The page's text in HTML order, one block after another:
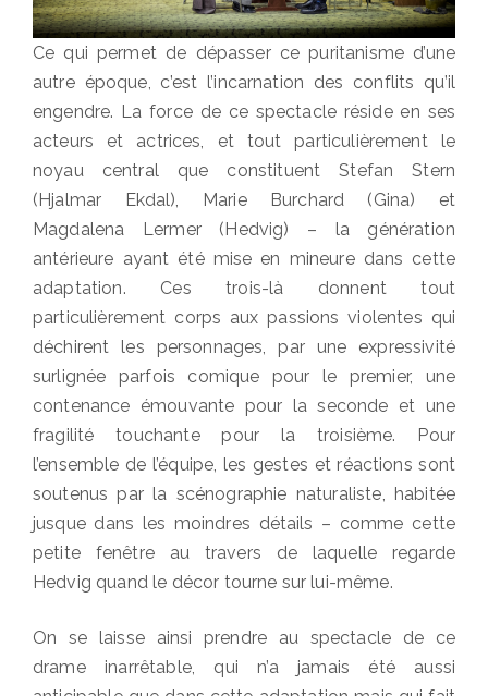
Ce qui permet de dépasser ce puritanisme d’une
autre époque, c’est l’incarnation des conflits qu’il
engendre. La force de ce spectacle réside en ses
acteurs et actrices, et tout particulièrement le
noyau central que constituent Stefan Stern
(Hjalmar Ekdal), Marie Burchard (Gina) et
Magdalena Lermer (Hedvig) – la génération
antérieure ayant été mise en mineure dans cette
adaptation. Ces trois-là donnent tout
particulièrement corps aux passions violentes qui
déchirent les personnages, par une expressivité
surlignée parfois comique pour le premier, une
contenance émouvante pour la seconde et une
fragilité touchante pour la troisième. Pour
l’ensemble de l’équipe, les gestes et réactions sont
soutenus par la scénographie naturaliste, habitée
jusque dans les moindres détails – comme cette
petite fenêtre au travers de laquelle regarde
Hedvig quand le décor tourne sur lui-même.
On se laisse ainsi prendre au spectacle de ce
drame inarrêtable, qui n’a jamais été aussi